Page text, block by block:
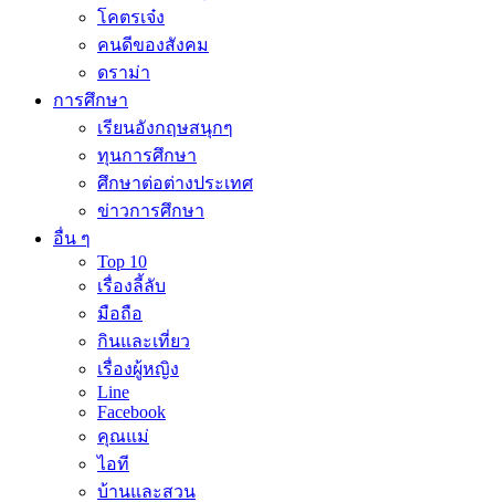
โคตรเจ๋ง
คนดีของสังคม
ดราม่า
การศึกษา
เรียนอังกฤษสนุกๆ
ทุนการศึกษา
ศึกษาต่อต่างประเทศ
ข่าวการศึกษา
อื่น ๆ
Top 10
เรื่องลี้ลับ
มือถือ
กินและเที่ยว
เรื่องผู้หญิง
Line
Facebook
คุณแม่
ไอที
บ้านและสวน